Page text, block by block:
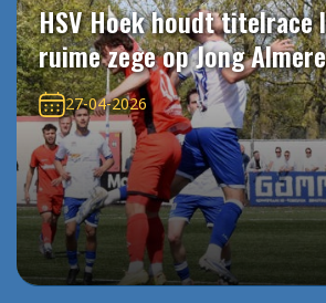
HSV Hoek houdt titelrace
ruime zege op Jong
27-04-2026